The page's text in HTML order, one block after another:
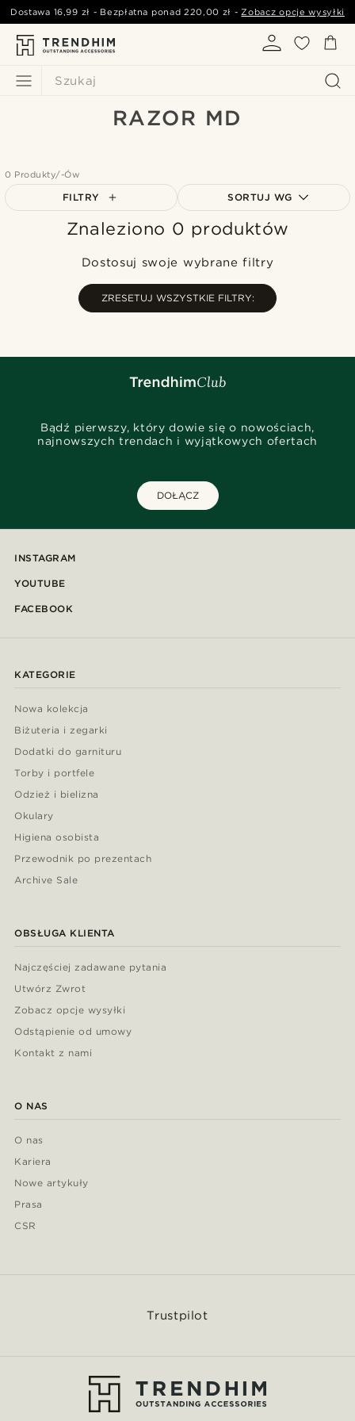
Szukaj
Dostawa 16,99 zł - Bezpłatna ponad220,00 zł -Zobacz opcje wysyłki
RAZOR MD
0 Produkty/-Ów
FILTRY SORTUJ WG
Najbardziej popularne
Najniższa cena
Najwyższa cena
Znaleziono 0 produktów
Dostosuj swoje wybrane filtry
ZRESETUJ WSZYSTKIE FILTRY:
Bądź pierwszy, który dowie się o nowościach,
najnowszych trendach i wyjątkowych ofertach
DOŁĄCZ
INSTAGRAM
YOUTUBE
FACEBOOK
KATEGORIE
Nowa kolekcja
Biżuteria i zegarki
Dodatki do garnituru
Torby i portfele
Odzież i bielizna
Okulary
Higiena osobista
Przewodnik po prezentach
Archive Sale
OBSŁUGA KLIENTA
Najczęściej zadawane pytania
Utwórz Zwrot
Zobacz opcje wysyłki
Odstąpienie od umowy
Kontakt z nami
O NAS
O nas
Kariera
Nowe artykuły
Prasa
CSR
Trustpilot